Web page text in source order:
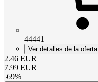
44441
Ver detalles de la oferta
2.46 EUR
7.99 EUR
-69%